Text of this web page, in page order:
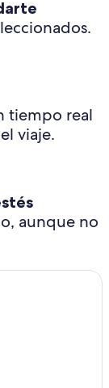
tiempo real
viaje.
aunque no